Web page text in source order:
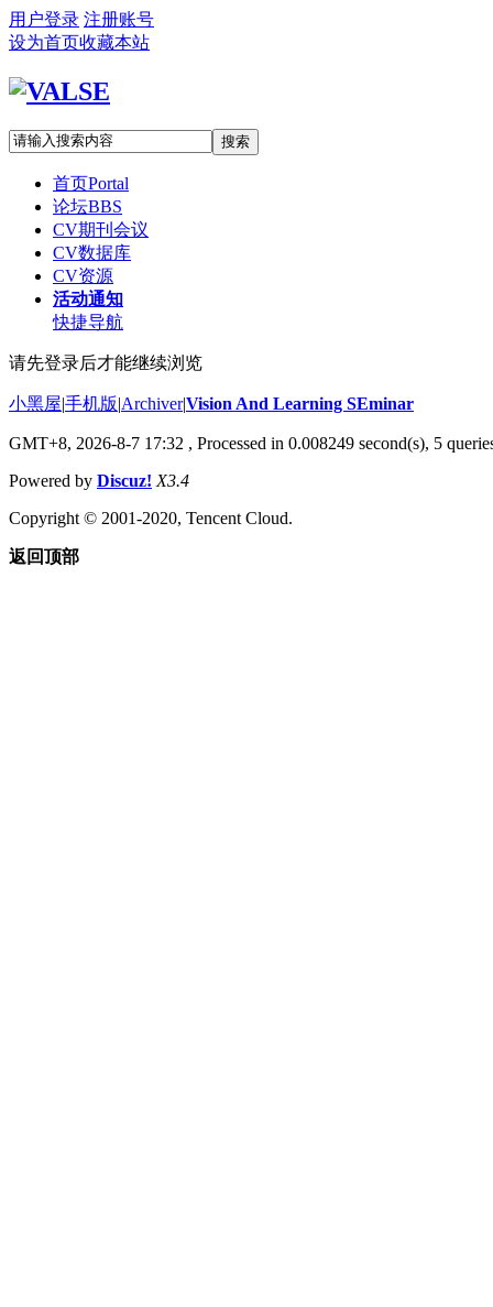
用户登录 注册账号
设为首页收藏本站
搜索
首页Portal
论坛BBS
CV期刊会议
CV数据库
CV资源
活动通知
快捷导航
请先登录后才能继续浏览
小黑屋|手机版|Archiver|Vision And Learning SEminar
GMT+8, 2026-8-7 17:32 , Processed in 0.008249 second(s), 5
Powered by Discuz! X3.4
Copyright © 2001-2020, Tencent Cloud.
返回顶部